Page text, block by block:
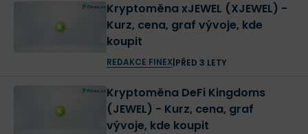
Kryptoměna xJEWEL (XJEWEL) -
Kurz, cena, graf vývoje, kde
koupit
REDAKCE FINEX| PŘED 3 LETY
Kryptoměna DeFi Kingdoms
(JEWEL) - Kurz, cena, graf
vývoje, kde koupit